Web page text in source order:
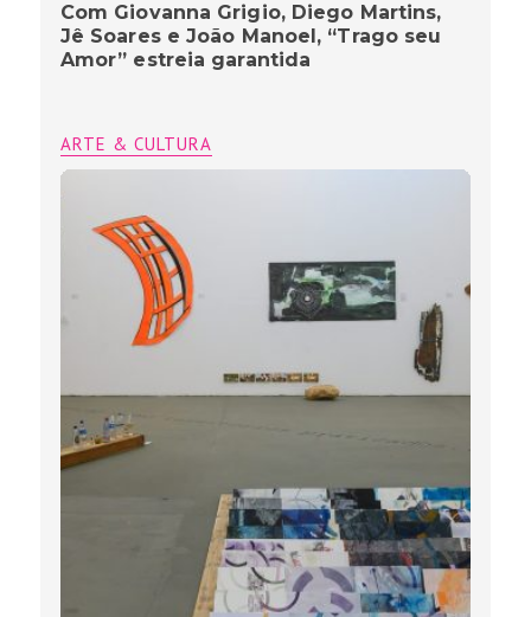
Com Giovanna Grigio, Diego Martins,
Jê Soares e João Manoel, “Trago seu
Amor” estreia garantida
ARTE & CULTURA